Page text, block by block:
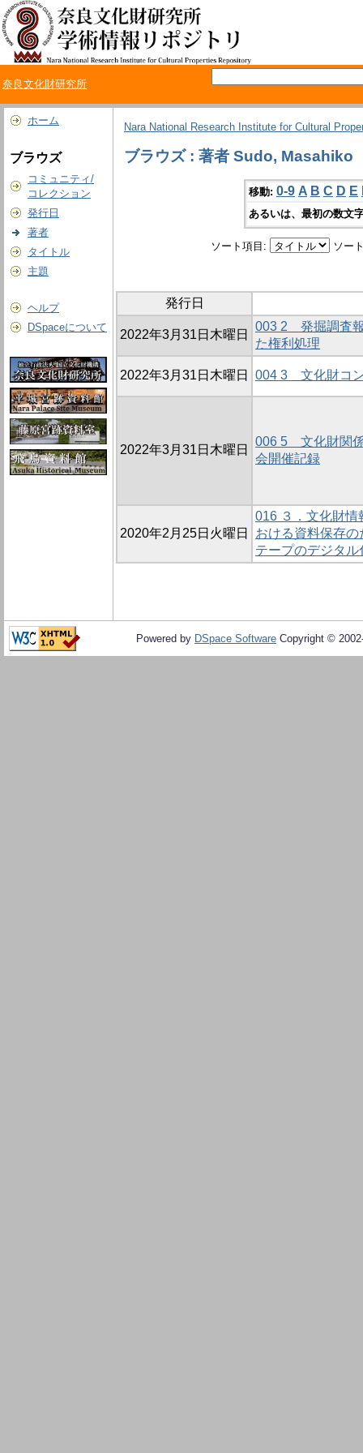
奈良文化財研究所
ホーム
ブラウズ
コミュニティ/
コレクション
発行日
著者
タイトル
主題
ヘルプ
DSpaceについて
Nara National Research Institute for Cultural
ブラウズ : 著者 Sudo, Masahiko
移動: 0-9 A B C D E
あるいは、最初の数文
ソート項目: ソー
発行日
2022年3月31日木曜日
003 2 発掘調査
た権利処理
2022年3月31日木曜日 004 3 文化財コ
2022年3月31日木曜日
006 5 文化財関
会開催記録
2020年2月25日火曜日
016 ３．文化財情
おける資料保存
テープのデジタル
Powered by DSpace Software Copyright ©